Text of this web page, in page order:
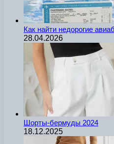
Как найти недорогие
28.04.2026
Шорты-бермуды 2024
18.12.2025